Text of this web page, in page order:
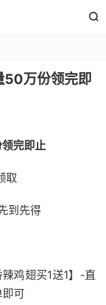

50万份领完即
完即止
取
到先得
鸡翅买1送1】-直
即可